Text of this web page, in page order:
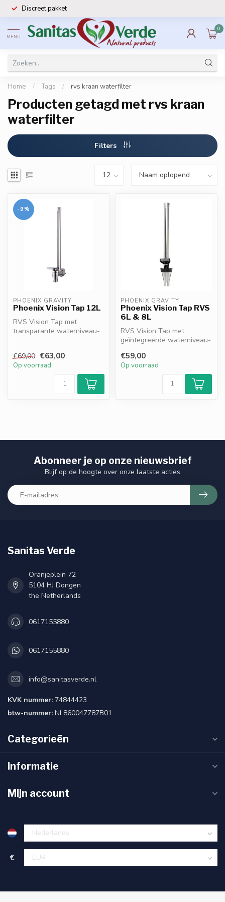
Discreet pakket
MENU
0
Home / Tags / rvs kraan waterfilter
Producten getagd met rvs kraan
waterfilter
Filters
-9%
PHOENIX GRAVITY
Phoenix Vision Tap 12L
RVS Vision Tap met
transparante waterniveau-
€69,00 €63,00
Op voorraad
PHOENIX GRAVITY
Phoenix Vision Tap RVS
6L & 8L
RVS Vision Tap met
geïntegreerde waterniveau-
Phoenix Gr...
€59,00
Op voorraad
Abonneer je op onze nieuwsbrief
Blijf op de hoogte over onze laatste acties
Sanitas Verde
Oranjeplein 72
5104 HJ Dongen
the Netherlands
0617155880
0617155880
info@sanitasverde.nl
KVK nummer: 74844423
btw-nummer: NL860047787B01
Categorieën
Informatie
Mijn account
€